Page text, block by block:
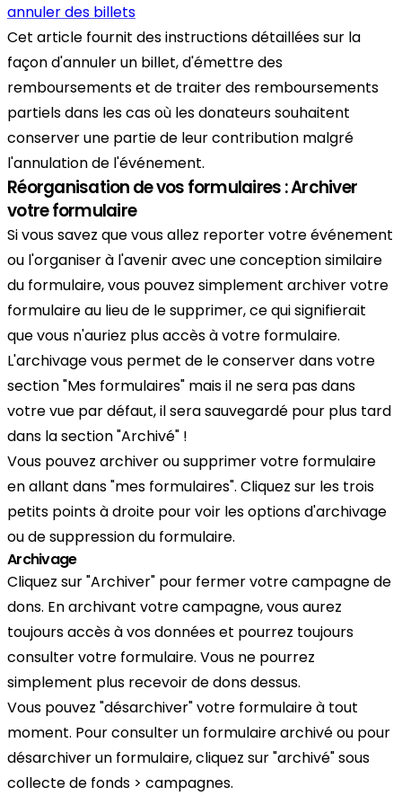
annuler des billets
Cet article fournit des instructions détaillées sur la
façon d'annuler un billet, d'émettre des
remboursements et de traiter des remboursements
partiels dans les cas où les donateurs souhaitent
conserver une partie de leur contribution malgré
l'annulation de l'événement.
Réorganisation de vos formulaires : Archiver
votre formulaire
Si vous savez que vous allez reporter votre événement
ou l'organiser à l'avenir avec une conception similaire
du formulaire, vous pouvez simplement archiver votre
formulaire au lieu de le supprimer, ce qui signifierait
que vous n'auriez plus accès à votre formulaire.
L'archivage vous permet de le conserver dans votre
section "Mes formulaires" mais il ne sera pas dans
votre vue par défaut, il sera sauvegardé pour plus tard
dans la section "Archivé" !
Vous pouvez archiver ou supprimer votre formulaire
en allant dans "mes formulaires". Cliquez sur les trois
petits points à droite pour voir les options d'archivage
ou de suppression du formulaire.
Archivage
Cliquez sur "Archiver" pour fermer votre campagne de
dons. En archivant votre campagne, vous aurez
toujours accès à vos données et pourrez toujours
consulter votre formulaire. Vous ne pourrez
simplement plus recevoir de dons dessus.
Vous pouvez "désarchiver" votre formulaire à tout
moment. Pour consulter un formulaire archivé ou pour
désarchiver un formulaire, cliquez sur "archivé" sous
collecte de fonds > campagnes.